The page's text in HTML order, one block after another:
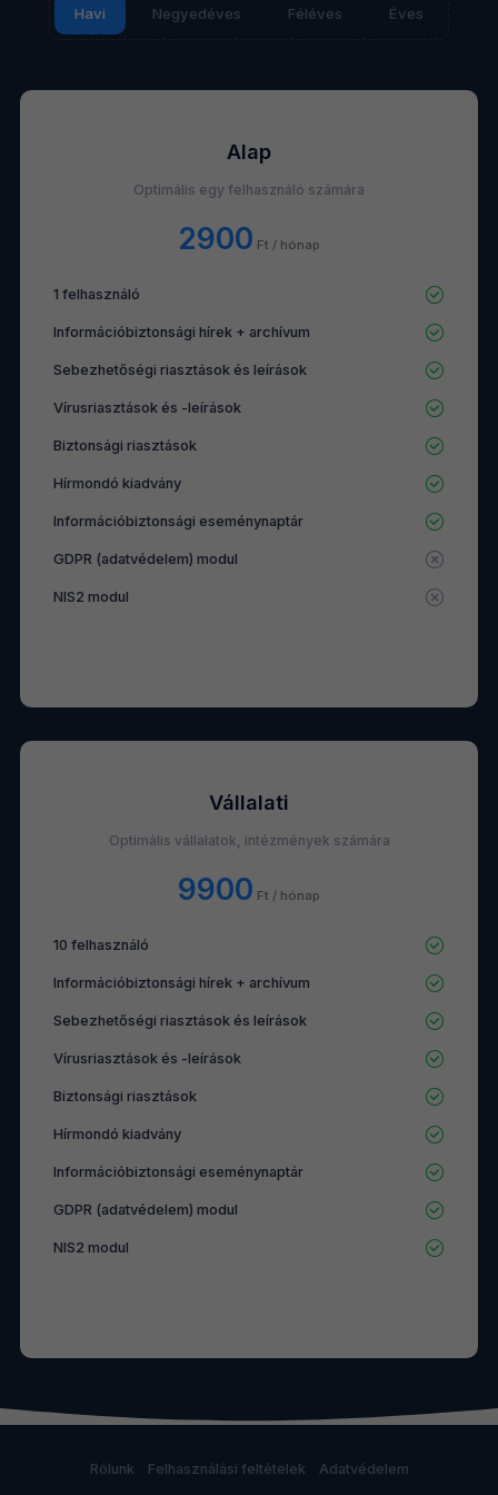
Havi Negyedéves Féléves Éves
Alap
Optimális egy felhasználó számára
2900 Ft / hónap
1 felhasználó
Információbiztonsági hírek + archívum
Sebezhetőségi riasztások és leírások
Vírusriasztások és -leírások
Biztonsági riasztások
Hírmondó kiadvány
Információbiztonsági eseménynaptár
GDPR (adatvédelem) modul
NIS2 modul
Vállalati
Optimális vállalatok, intézmények számára
9900 Ft / hónap
10 felhasználó
Információbiztonsági hírek + archívum
Sebezhetőségi riasztások és leírások
Vírusriasztások és -leírások
Biztonsági riasztások
Hírmondó kiadvány
Információbiztonsági eseménynaptár
GDPR (adatvédelem) modul
NIS2 modul
Rólunk Felhasználási feltételek Adatvédelem